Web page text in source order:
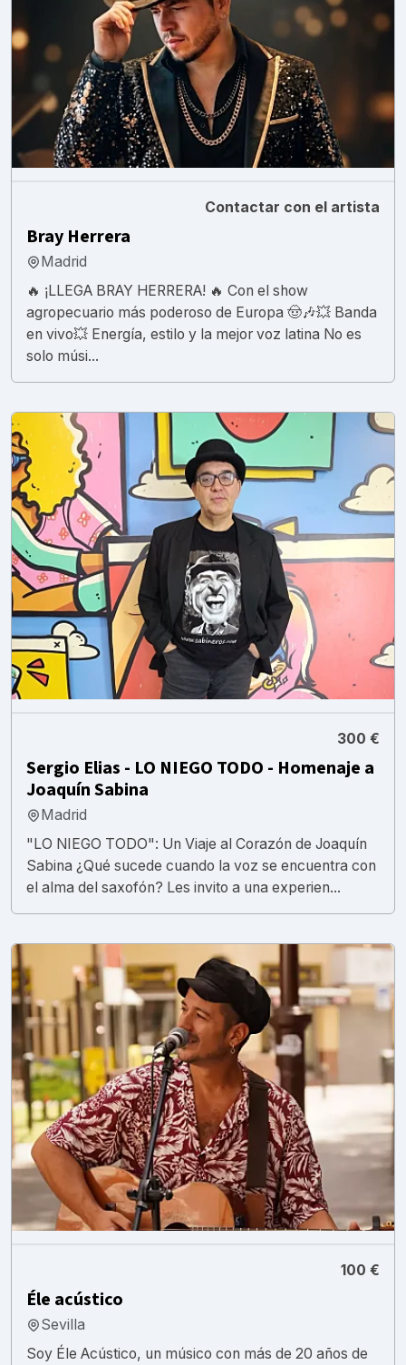
Contactar con el artista
Bray Herrera
Madrid
🔥 ¡LLEGA BRAY HERRERA! 🔥 Con el show
agropecuario más poderoso de Europa 🤠🎶💥 Banda
en vivo💥 Energía, estilo y la mejor voz latina No es
solo músi...
300 €
Sergio Elias - LO NIEGO TODO - Homenaje a
Joaquín Sabina
Madrid
"LO NIEGO TODO": Un Viaje al Corazón de Joaquín
Sabina ¿Qué sucede cuando la voz se encuentra con
el alma del saxofón? Les invito a una experien...
100 €
Éle acústico
Sevilla
Soy Éle Acústico, un músico con más de 20 años de